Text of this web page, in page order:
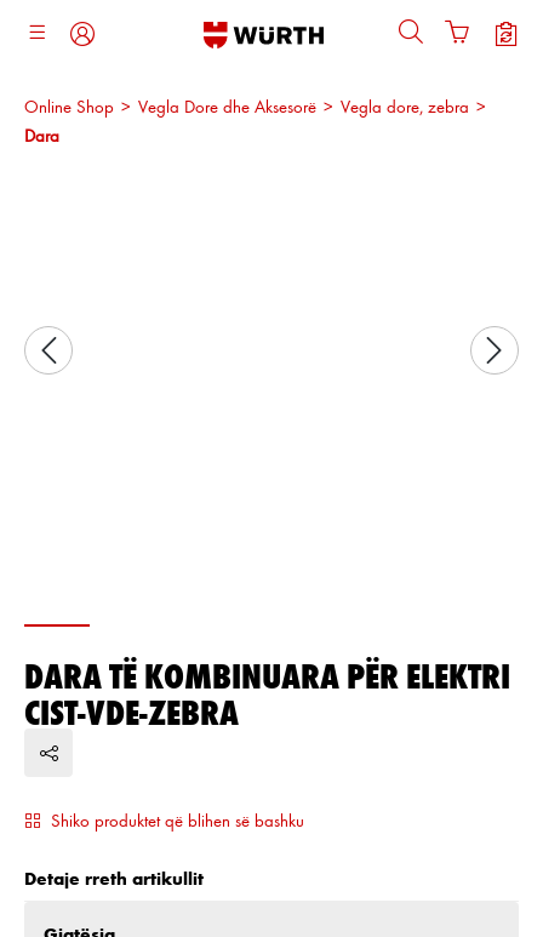
kryesore
Online Shop > Vegla Dore dhe Aksesorë > Vegla dore, zebra >
Dara
DARA TË KOMBINUARA PËR ELEKTRI
CIST-VDE-ZEBRA
Shiko produktet që blihen së bashku
Detaje rreth artikullit
Zgjidh